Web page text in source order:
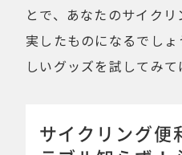
とで、あなたのサイク
実したものになるでし
しいグッズを試してみ
サイクリング便